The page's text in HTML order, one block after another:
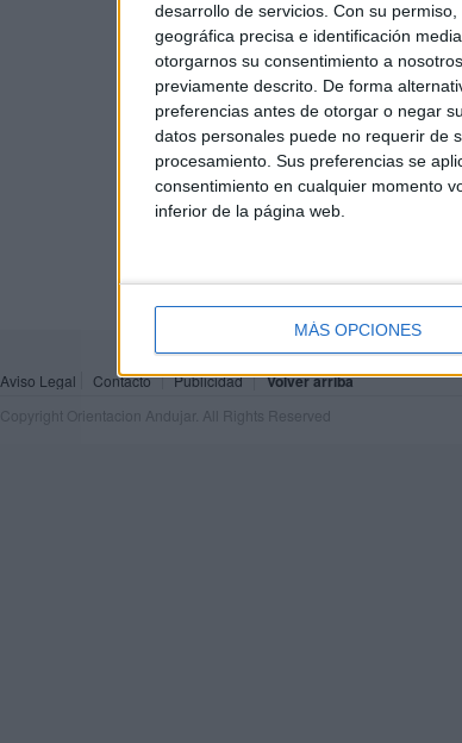
desarrollo de servicios. Con su
geográfica precisa e identificación
otorgarnos su consentimiento a
previamente descrito. De forma
preferencias antes de otorgar o negar
datos personales puede no requerir de
procesamiento. Sus preferencias se
consentimiento en cualquier momento
inferior de la página web.
MÁS OPCIONES
Aviso Legal Contacto Publicidad Volver arriba
Copyright Orientacion Andujar. All Rights Reserved